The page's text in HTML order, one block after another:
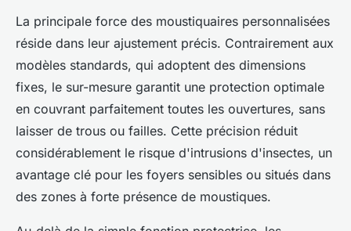
La principale force des moustiquaires personnalisées
réside dans leur ajustement précis. Contrairement aux
modèles standards, qui adoptent des dimensions
fixes, le sur-mesure garantit une protection optimale
en couvrant parfaitement toutes les ouvertures, sans
laisser de trous ou failles. Cette précision réduit
considérablement le risque d'intrusions d'insectes, un
avantage clé pour les foyers sensibles ou situés dans
des zones à forte présence de moustiques.